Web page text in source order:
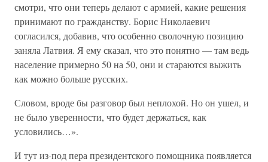
смотри, что они теперь делают с армией, какие решения
принимают по гражданству. Борис Николаевич
согласился, добавив, что особенно сволочную позицию
заняла Латвия. Я ему сказал, что это понятно — там ведь
население примерно 50 на 50, они и стараются выжить
как можно больше русских.
Словом, вроде бы разговор был неплохой. Но он ушел, и
не было уверенности, что будет держаться, как
условились…».
И тут из-под пера президентского помощника появляется